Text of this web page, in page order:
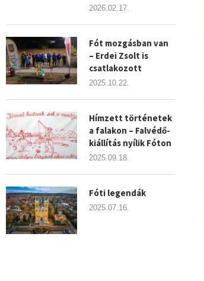
2026.02.17.
Fót mozgásban van
– Erdei Zsolt is
csatlakozott
2025.10.22.
Hímzett történetek
a falakon – Falvédő-
kiállítás nyílik Fóton
2025.09.18.
Fóti legendák
2025.07.16.